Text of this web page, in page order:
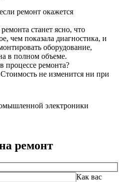
ремонт окажется
станет ясно, что
чем показала диагностика, и
оборудование,
в полном объеме.
процессе ремонта?
не изменится ни при
электроники
ремонт
Как вас